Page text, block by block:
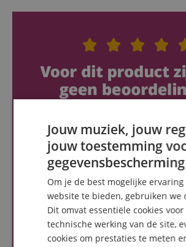
Jouw muziek, jouw
jouw toestemming
Om je de best mogelijke ervaring
website te bieden, gebruiken we
Dit omvat essentiële cookies voor
technische werking van de site,
cookies om prestaties te meten